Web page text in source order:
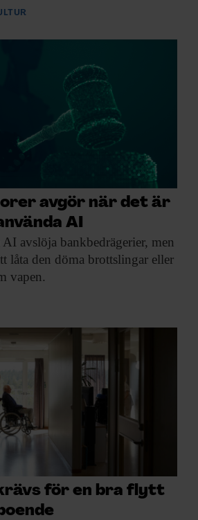
avgör när det är
AI
AI avslöja bankbedrägerier, men
låta den döma brottslingar eller
vapen.
för en bra flytt